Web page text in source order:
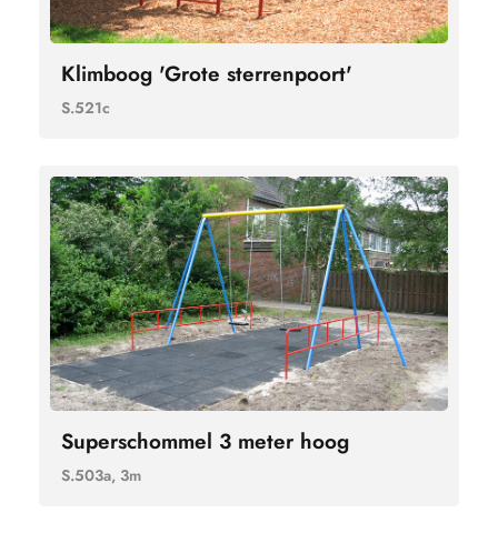
Klimboog 'Grote sterrenpoort'
S.521c
Superschommel 3 meter hoog
S.503a, 3m